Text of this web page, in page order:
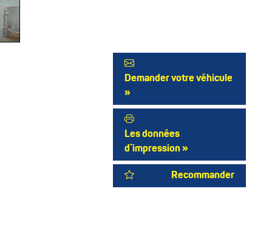
Demander votre véhicule
»
Les données
d`impression »
Recommander